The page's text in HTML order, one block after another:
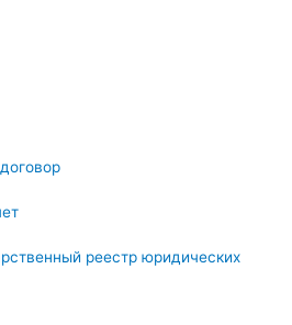
реестр юридических